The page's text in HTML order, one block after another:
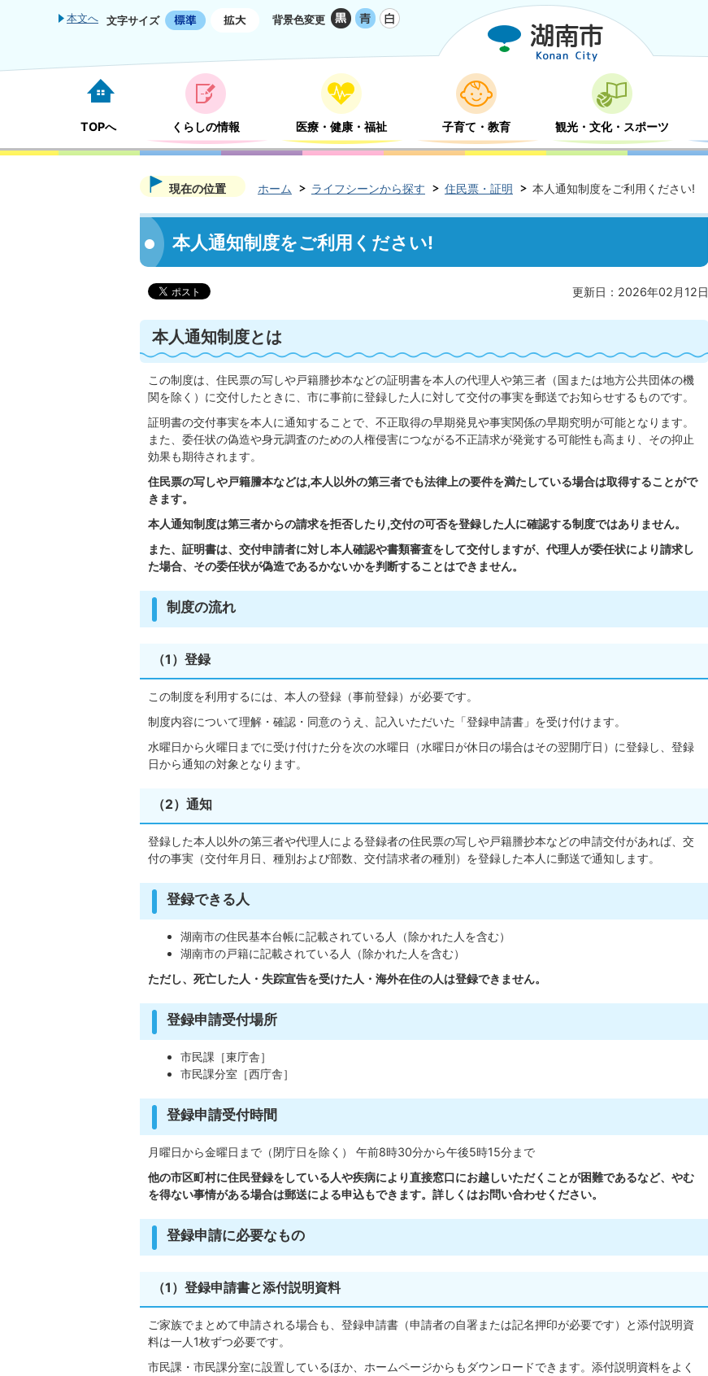
本文へ 文字サイズ 背景色変更
TOPへ くらしの情報 医療・健康・福祉 子育て・教育 観光・文化・スポーツ
現在の位置 ホーム ライフシーンから探す 住民票・証明 本人通知制度をご利用ください!
本人通知制度をご利用ください!
更新日：2026年02月12日
本人通知制度とは
この制度は、住民票の写しや戸籍謄抄本などの証明書を本人の代理人や第三者（国または地方公共団体の機
関を除く）に交付したときに、市に事前に登録した人に対して交付の事実を郵送でお知らせするものです。
証明書の交付事実を本人に通知することで、不正取得の早期発見や事実関係の早期究明が可能となります。
また、委任状の偽造や身元調査のための人権侵害につながる不正請求が発覚する可能性も高まり、その抑止
効果も期待されます。
住民票の写しや戸籍謄本などは,本⼈以外の第三者でも法律上の要件を満たしている場合は取得することがで
きます。
本⼈通知制度は第三者からの請求を拒否したり,交付の可否を登録した⼈に確認する制度ではありません。
また、証明書は、交付申請者に対し本人確認や書類審査をして交付しますが、代理人が委任状により請求し
た場合、その委任状が偽造であるかないかを判断することはできません。
制度の流れ
（1）登録
この制度を利用するには、本人の登録（事前登録）が必要です。
制度内容について理解・確認・同意のうえ、記入いただいた「登録申請書」を受け付けます。
水曜日から火曜日までに受け付けた分を次の水曜日（水曜日が休日の場合はその翌開庁日）に登録し、登録
日から通知の対象となります。
（2）通知
登録した本人以外の第三者や代理人による登録者の住民票の写しや戸籍謄抄本などの申請交付があれば、交
付の事実（交付年月日、種別および部数、交付請求者の種別）を登録した本人に郵送で通知します。
登録できる人
湖南市の住民基本台帳に記載されている人（除かれた人を含む）
湖南市の戸籍に記載されている人（除かれた人を含む）
ただし、死亡した人・失踪宣告を受けた人・海外在住の人は登録できません。
登録申請受付場所
市民課［東庁舎］
市民課分室［西庁舎］
登録申請受付時間
月曜日から金曜日まで（閉庁日を除く） 午前8時30分から午後5時15分まで
他の市区町村に住民登録をしている人や疾病により直接窓口にお越しいただくことが困難であるなど、やむ
を得ない事情がある場合は郵送による申込もできます。詳しくはお問い合わせください。
登録申請に必要なもの
（1）登録申請書と添付説明資料
ご家族でまとめて申請される場合も、登録申請書（申請者の自署または記名押印が必要です）と添付説明資
料は一人1枚ずつ必要です。
市民課・市民課分室に設置しているほか、ホームページからもダウンロードできます。添付説明資料をよく